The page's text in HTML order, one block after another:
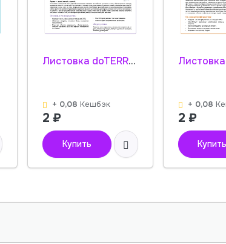
Листовка doTERRA "Долой напряжение. Смесь масел" 31350001
+ 0,08Кешбэк
2 ₽
Купить
+ 0,08
2 ₽
Купить